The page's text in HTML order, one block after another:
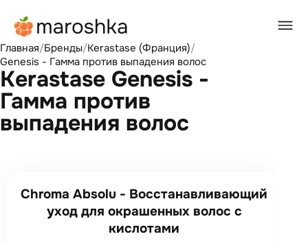
Главная/Бренды/Kerastase (Франция)/
Genesis - Гамма против выпадения волос
Kerastase Genesis -
Гамма против
выпадения волос
Chroma Absolu - Восстанавливающий
уход для окрашенных волос с
кислотами